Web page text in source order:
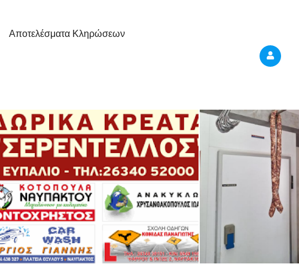
Αποτελέσματα Κληρώσεων